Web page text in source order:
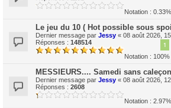
Notation : 0.33%
Le jeu du 10 ( Hot possible sous
Dernier message par Jessy « 08 août 2026,
Réponses : 148514 1
Notation : 100%
MESSIEURS.... Samedi sans
Dernier message par Jessy « 08 août 2026,
Réponses : 2608
Notation : 2.97%